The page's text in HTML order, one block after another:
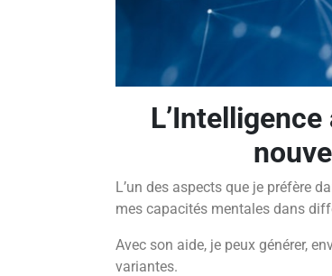
L’I
L’un des aspects que je préfère
mes capacités mentales dans
Avec son aide, je peux générer,
variantes.